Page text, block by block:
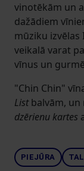
vinotēkām un
dažādiem
mūziku izvēlas
veikalā varat
vīnus un
"Chin Chin"
Listbalvām, un
dzērienu kartes
PIEJŪRA